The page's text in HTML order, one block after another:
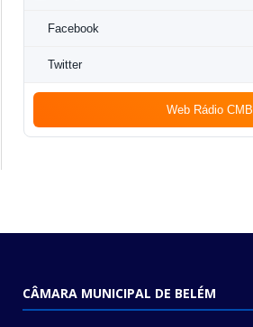
Facebook
Twitter
Web Rádio CMB
CÂMARA MUNICIPAL DE BELÉM